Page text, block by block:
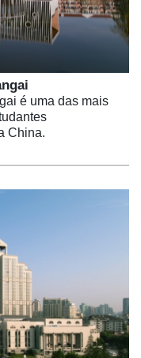
é uma das mais
China.